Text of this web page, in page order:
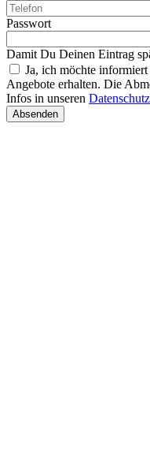
Passwort
Damit Du Deinen Eintrag
Ja, ich möchte
Angebote erhalten. Die
Infos in unseren
Absenden